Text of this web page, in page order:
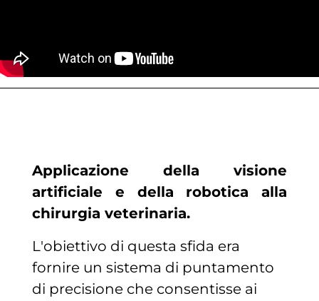
Applicazione della visione
artificiale e della robotica alla
chirurgia veterinaria.
L'obiettivo di questa sfida era
fornire un sistema di puntamento
di precisione che consentisse ai